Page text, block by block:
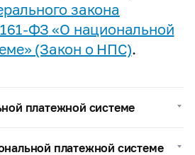
закона
161-ФЗ «О национальной
(Закон о НПС).
платежной системе
платежной системе